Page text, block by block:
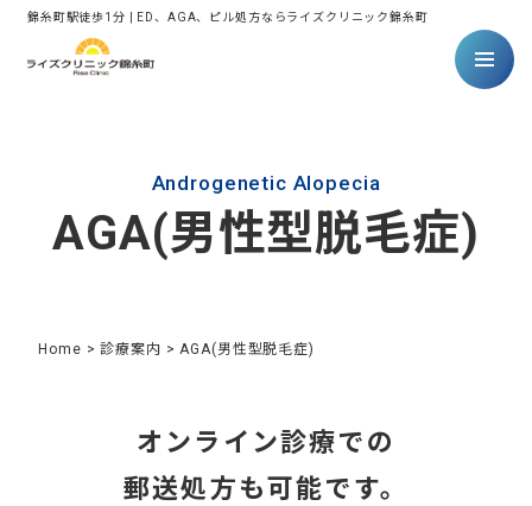
錦糸町駅徒歩1分 | ED、AGA、ピル処方ならライズクリニック錦糸町
Androgenetic Alopecia
AGA(男性型脱毛症)
Home >診療案内 >AGA(男性型脱毛症)
オンライン診療での
郵送処方も可能です。